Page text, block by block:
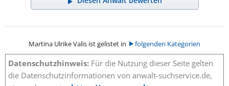
Martina Ulrike Valis ist gelistet in folgenden Kategorien
Datenschutzhinweis: Für die Nutzung dieser Seite gelten
die Datenschutzinformationen von anwalt-suchservice.de,